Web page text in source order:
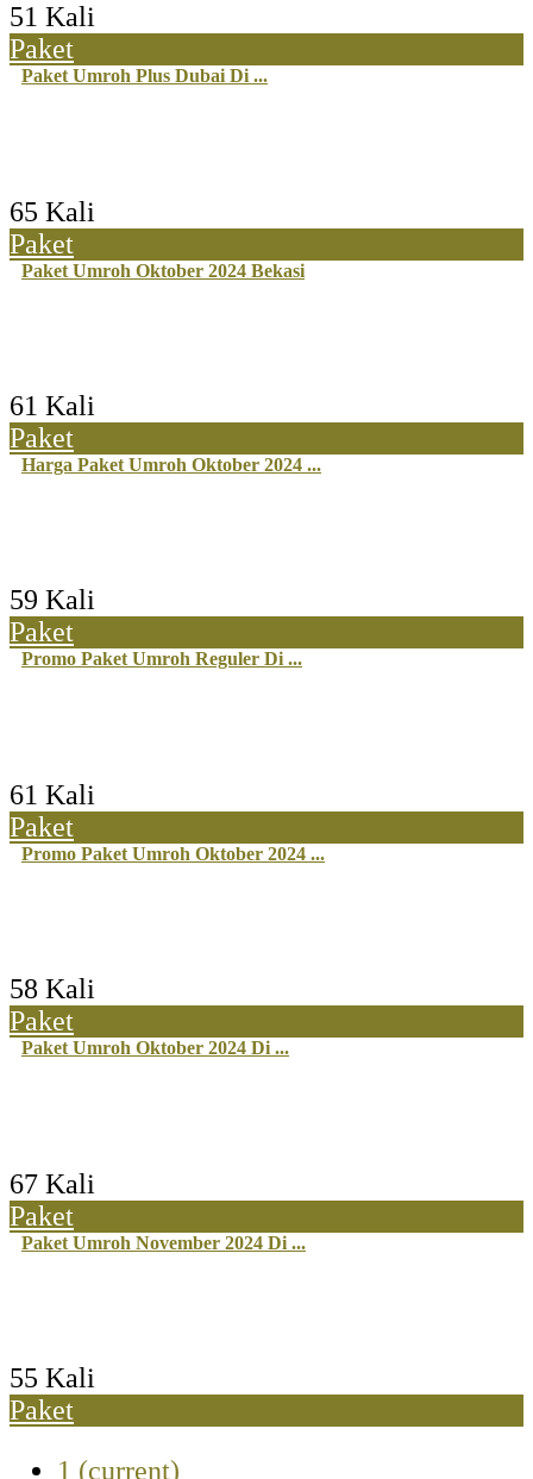
51 Kali
Paket
Paket Umroh Plus Dubai Di ...
65 Kali
Paket
Paket Umroh Oktober 2024 Bekasi
61 Kali
Paket
Harga Paket Umroh Oktober 2024 ...
59 Kali
Paket
Promo Paket Umroh Reguler Di ...
61 Kali
Paket
Promo Paket Umroh Oktober 2024 ...
58 Kali
Paket
Paket Umroh Oktober 2024 Di ...
67 Kali
Paket
Paket Umroh November 2024 Di ...
55 Kali
Paket
1 (current)